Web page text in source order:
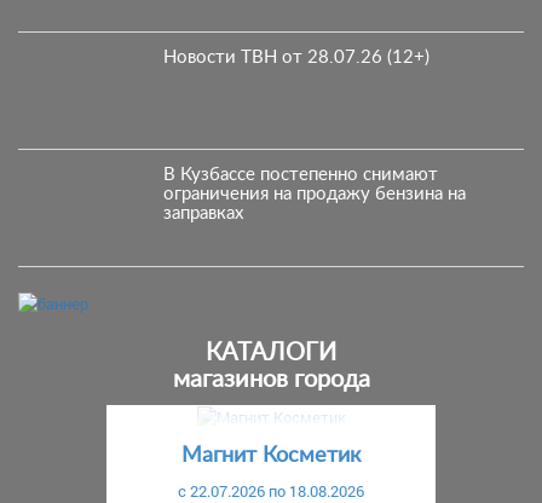
Новости ТВН от 28.07.26 (12+)
В Кузбассе постепенно снимают
ограничения на продажу бензина на
заправках
КАТАЛОГИ
магазинов города
Магнит Косметик
c 22.07.2026 по 18.08.2026